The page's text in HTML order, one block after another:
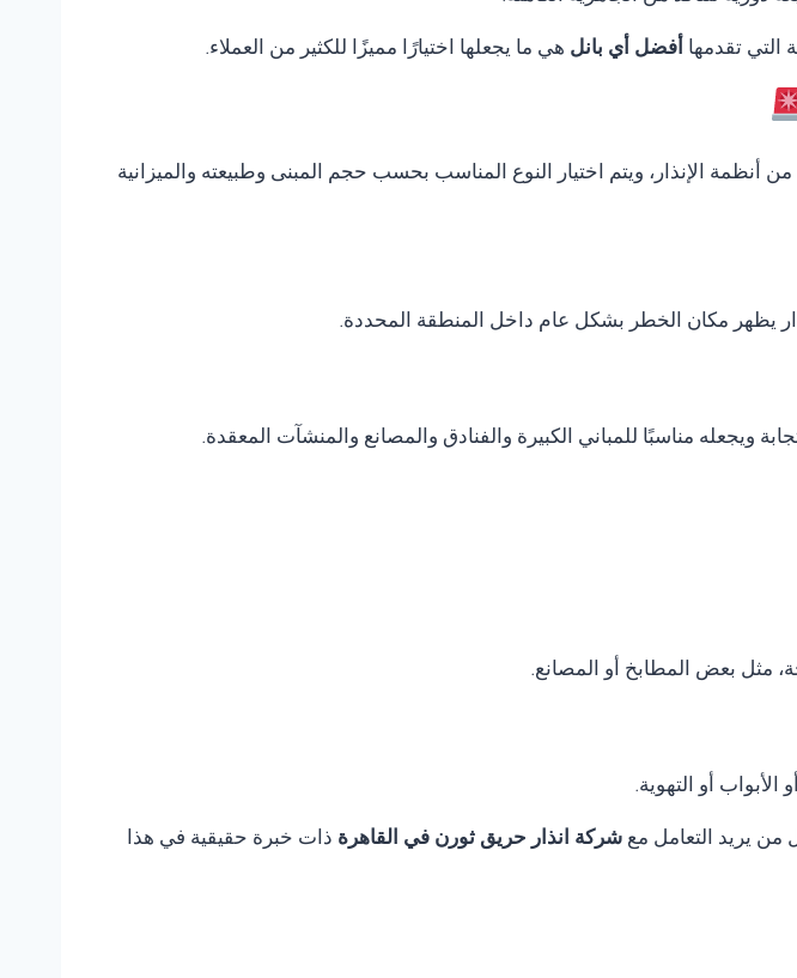
التي تقدمها أفضل أي بانل هي ما يجعلها اختيارًا مميزًا للكثير من العملاء.
أنظمة الإنذار، ويتم اختيار النوع المناسب بحسب حجم المبنى وطبيعته والميزانية
يظهر مكان الخطر بشكل عام داخل المنطقة المحددة.
ويجعله مناسبًا للمباني الكبيرة والفنادق والمصانع والمنشآت المعقدة.
مثل بعض المطابخ أو المصانع.
أو التهوية.
من يريد التعامل مع شركة انذار حريق ثورن في القاهرة ذات خبرة حقيقية في هذا